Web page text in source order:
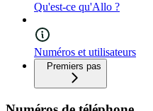
Qu'est-ce qu'Allo ?
Numéros et utilisateurs
Premiers pas